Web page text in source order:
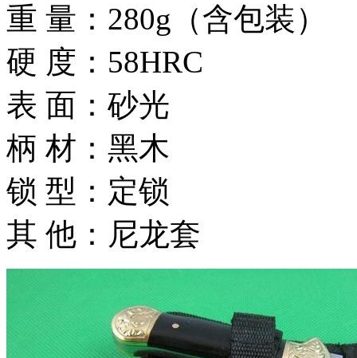
重 量：280g（含包装）
硬 度：58HRC
表 面：砂光
柄 材：黑木
锁 型：定锁
其 他：尼龙套